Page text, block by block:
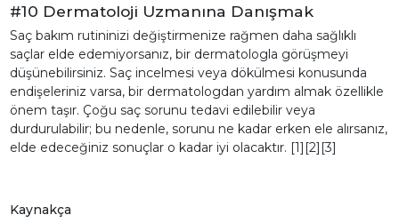
#10 Dermatoloji Uzmanına Danışmak
Saç bakım rutininizi değiştirmenize rağmen daha sağlıklı
saçlar elde edemiyorsanız, bir dermatologla görüşmeyi
düşünebilirsiniz. Saç incelmesi veya dökülmesi konusunda
endişeleriniz varsa, bir dermatologdan yardım almak özellikle
önem taşır. Çoğu saç sorunu tedavi edilebilir veya
durdurulabilir; bu nedenle, sorunu ne kadar erken ele alırsanız,
elde edeceğiniz sonuçlar o kadar iyi olacaktır. [1][2][3]
Kaynakça